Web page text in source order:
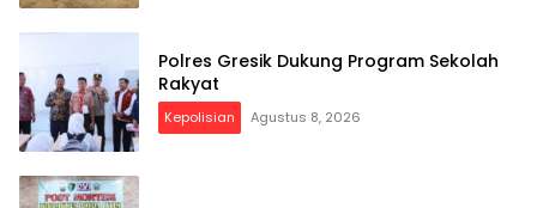
Polres Gresik Dukung Program Sekolah
Rakyat
Kepolisian Agustus 8, 2026